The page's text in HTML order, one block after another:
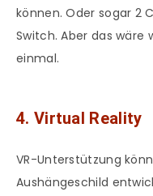
können. Oder sogar 2
Switch. Aber das wäre
einmal.
4. Virtual Reality
VR-Unterstützung
Aushängeschild